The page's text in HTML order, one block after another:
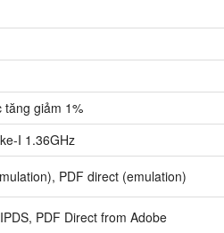
tăng giảm 1%
I 1.36GHz
PDF direct (emulation)
PDF Direct from Adobe